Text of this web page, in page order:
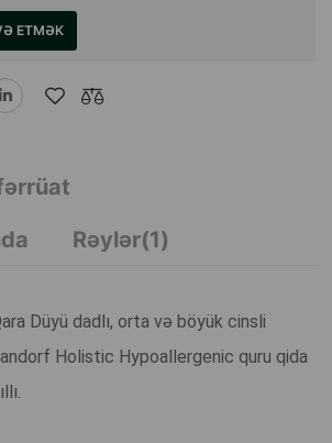
ETMƏK
Rəylər(1)
Düyü dadlı, orta və böyük cinsli
Holistiс Hypoallergenic quru qida